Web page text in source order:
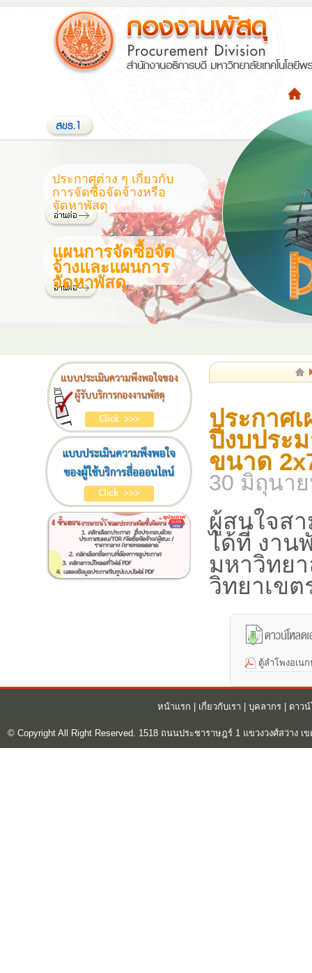
ประกาศต่าง ๆ เกี่ยวกับ
การจัดซื้อจัดจ้างหรือ
จัดหาพัสดุ
แผนการจัดซื้อจัด
จ้างและแผนการ
จัดหาพัสดุ
ประกาศ
ปีงบประ
ขนาด
30 มิถุนา
ผู้สนใจส
ได้ที่ งาน
มหาวิทย
วิทยาเขต
ตู้ลำโพงอเน
หน้าแรก เกี่ยวกับเรา บุคลากร| ดาว
© Copyright All Right Reserved. 1518 ถนนประชาราษฎร์ 1 แขวงวงศ์สว่าง